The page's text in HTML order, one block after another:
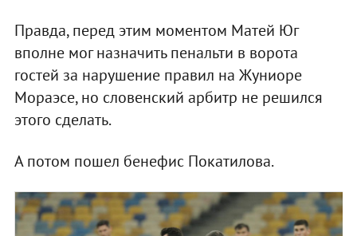
Правда, перед этим моментом Матей Юг
вполне мог назначить пенальти в ворота
гостей за нарушение правил на Жуниоре
Мораэсе, но словенский арбитр не решился
этого сделать.
А потом пошел бенефис Покатилова.